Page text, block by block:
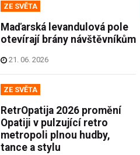
ZE SVĚTA
Maďarská levandulová pole
otevírají brány návštěvníkům
21. 06. 2026
ZE SVĚTA
RetrOpatija 2026 promění
Opatiji v pulzující retro
metropoli plnou hudby,
tance a stylu